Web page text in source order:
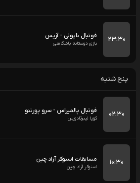
۲۳:۳۰ فوتبال ناپولی - آریس
بازی دوستانه باشگاهی
پنج شنبه
۰۲:۳۰ فوتبال پالمیراس - سرو پورتنو
کوپا لیبرتادورس
۱۰:۳۰ مسابقات اسنوکر آزاد چین
اسنوکر آزاد چین